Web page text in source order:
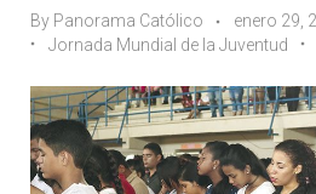
By Panorama Católico enero 29,
Jornada Mundial de la Juventud